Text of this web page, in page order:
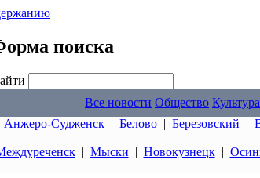
поиска
Все новости Общество Культура
Анжеро-Судженск | Белово | Березовский |
| Мыски | Новокузнецк|